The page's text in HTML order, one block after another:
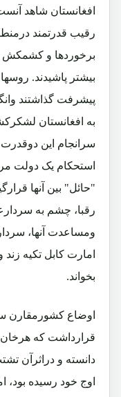
افغانستان شاهد
رقیب قدرتمند
برخوردها و کشمکش
بیشتر پاشیدند.
پیشرفت گذاشتند
به افغانستان
سرانجام این دوقدرت
استحکام یک دولت
"حائل" بین آنها
رقبا، چشم به
امارت کابل تکیه
بخواند.
اوضاع کشورمقارن
قرارداشت که
دانسته و دراثرآن
اوج خود رسیده